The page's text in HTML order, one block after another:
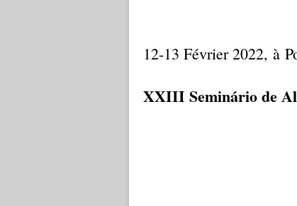
12-13 Février 2022, à
XXIII Seminário de